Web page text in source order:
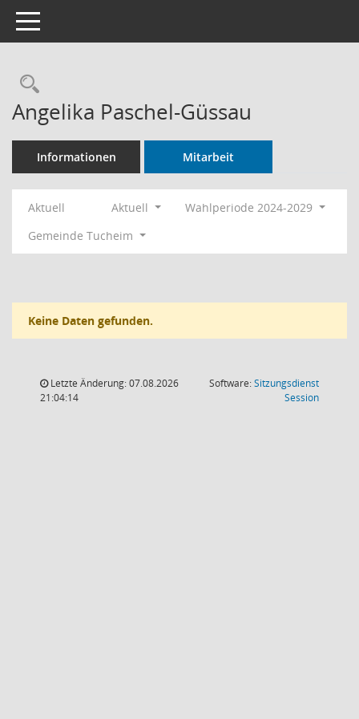
Toggle navigation
Rechercheauswahl
Angelika Paschel-Güssau
Informationen Mitarbeit
Aktuell Aktuell
Wahlperiode 2024-2029
Gemeinde Tucheim
Keine Daten gefunden.
Letzte Änderung: 07.08.2026
21:04:14
Software:Sitzungsdienst
Session(Wird in